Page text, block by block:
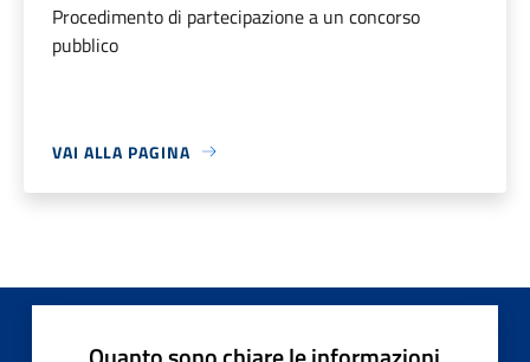
Procedimento di partecipazione a un concorso
pubblico
VAI ALLA PAGINA